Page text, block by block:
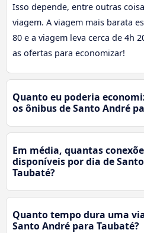
Isso depende, entre outras
viagem. A viagem mais barata
80 e a viagem leva cerca de 4h
as ofertas para economizar!
Quanto eu poderia
os ônibus de Santo André
Em média, quantas
disponíveis por dia de
Taubaté?
Quanto tempo dura uma
Santo André para Taubaté?